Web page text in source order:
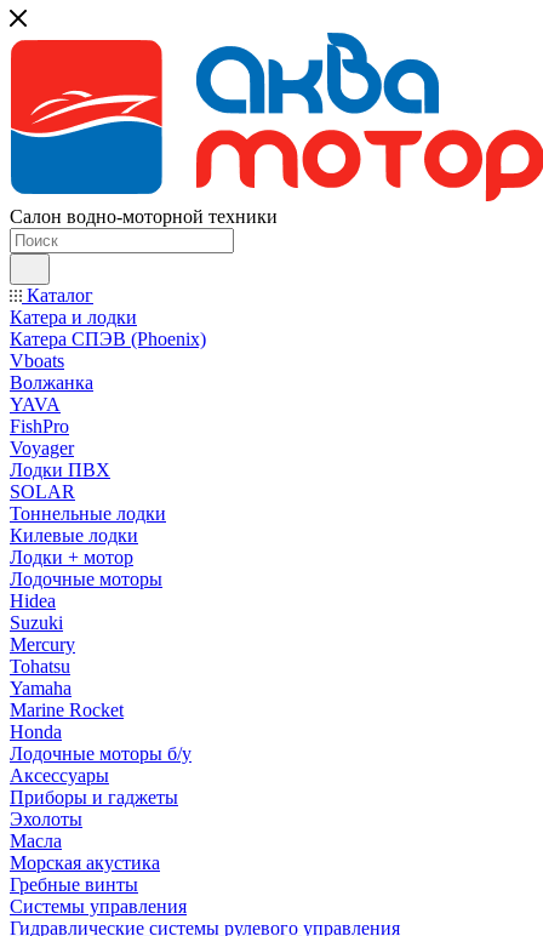
Салон водно-моторной техники
Каталог
Катера и лодки
Катера СПЭВ (Phoenix)
Vboats
Волжанка
YAVA
FishPro
Voyager
Лодки ПВХ
SOLAR
Тоннельные лодки
Килевые лодки
Лодки + мотор
Лодочные моторы
Hidea
Suzuki
Mercury
Tohatsu
Yamaha
Marine Rocket
Honda
Лодочные моторы б/у
Аксессуары
Приборы и гаджеты
Эхолоты
Масла
Морская акустика
Гребные винты
Системы управления
Гидравлические системы рулевого управления